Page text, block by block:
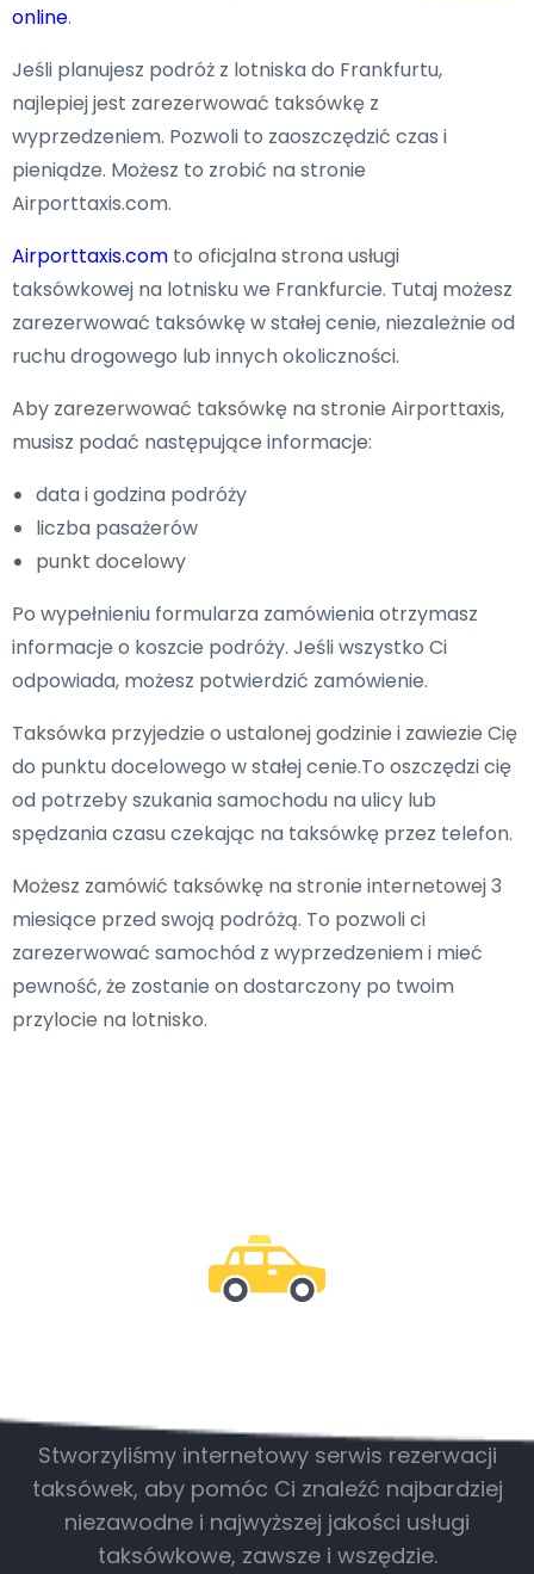
online.
Jeśli planujesz podróż z lotniska do Frankfurtu,
najlepiej jest zarezerwować taksówkę z
wyprzedzeniem. Pozwoli to zaoszczędzić czas i
pieniądze. Możesz to zrobić na stronie
Airporttaxis.com.
Airporttaxis.com to oficjalna strona usługi
taksówkowej na lotnisku we Frankfurcie. Tutaj możesz
zarezerwować taksówkę w stałej cenie, niezależnie od
ruchu drogowego lub innych okoliczności.
Aby zarezerwować taksówkę na stronie Airporttaxis,
musisz podać następujące informacje:
data i godzina podróży
liczba pasażerów
punkt docelowy
Po wypełnieniu formularza zamówienia otrzymasz
informacje o koszcie podróży. Jeśli wszystko Ci
odpowiada, możesz potwierdzić zamówienie.
Taksówka przyjedzie o ustalonej godzinie i zawiezie Cię
do punktu docelowego w stałej cenie.To oszczędzi cię
od potrzeby szukania samochodu na ulicy lub
spędzania czasu czekając na taksówkę przez telefon.
Możesz zamówić taksówkę na stronie internetowej 3
miesiące przed swoją podróżą. To pozwoli ci
zarezerwować samochód z wyprzedzeniem i mieć
pewność, że zostanie on dostarczony po twoim
przylocie na lotnisko.
Stworzyliśmy internetowy serwis rezerwacji
taksówek, aby pomóc Ci znaleźć najbardziej
niezawodne i najwyższej jakości usługi
taksówkowe, zawsze i wszędzie.